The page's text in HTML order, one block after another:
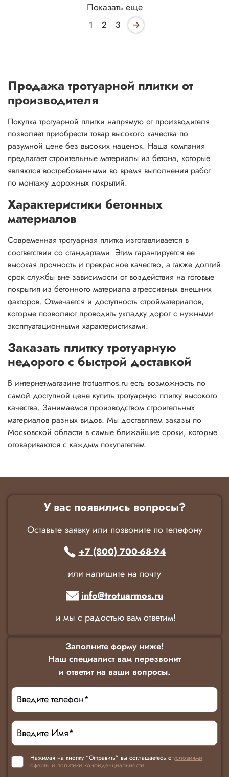
Показать еще
1 2 3
Продажа тротуарной плитки от
производителя
Покупка тротуарной плитки напрямую от производителя
позволяет приобрести товар высокого качества по
разумной цене без высоких наценок. Наша компания
предлагает строительные материалы из бетона, которые
являются востребованными во время выполнения работ
по монтажу дорожных покрытий.
Характеристики бетонных
материалов
Современная тротуарная плитка изготавливается в
соответствии со стандартами. Этим гарантируется ее
высокая прочность и прекрасное качество, а также долгий
срок службы вне зависимости от воздействия на готовые
покрытия из бетонного материала агрессивных внешних
факторов. Отмечается и доступность стройматериалов,
которые позволяют проводить укладку дорог с нужными
эксплуатационными характеристиками.
Заказать плитку тротуарную
недорого с быстрой доставкой
В интернет-магазине trotuarmos.ru есть возможность по
самой доступной цене купить тротуарную плитку высокого
качества. Занимаемся производством строительных
материалов разных видов. Мы доставляем заказы по
Московской области в самые ближайшие сроки, которые
оговариваются с каждым покупателем.
У вас появились вопросы?
Оставьте заявку или позвоните по телефону
+7 (800) 700-68-94
или напишите на почту
info@trotuarmos.ru
и мы с радостью вам ответим!
Заполните форму ниже!
Наш специалист вам перезвонит
и ответит на ваши вопросы.
Нажимая на кнопку “Отправить” вы соглашаетесь с условиями
оферты и политики конфиденциальности